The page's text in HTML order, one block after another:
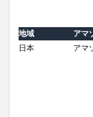
地域
アマ
日本
アマ